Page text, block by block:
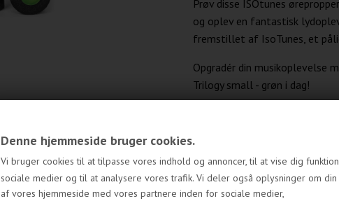
Denne hjemmeside bruger cookies.
Vi bruger cookies til at tilpasse vores indhold og annoncer, til at vise dig
sociale medier og til at analysere vores trafik. Vi deler også oplysninger om din
af vores hjemmeside med vores partnere inden for sociale medier,
Prøv disse ISOtunes
og oplev en fantastisk
fremstillet af IsoTunes, et
Opgradér din musikoplevelse
Trilogy small - grøn i dag!
Fri fragt over 1.000 DKK